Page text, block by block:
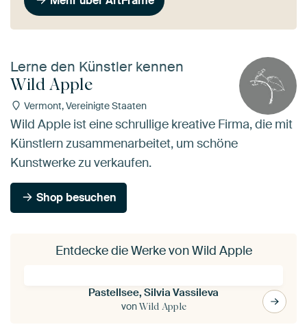
Lerne den Künstler kennen
Wild Apple
Vermont, Vereinigte Staaten
Wild Apple ist eine schrullige kreative Firma, die mit
Künstlern zusammenarbeitet, um schöne
Kunstwerke zu verkaufen.
Shop besuchen
Entdecke die Werke von Wild Apple
Pastellsee, Silvia Vassileva
vonWild Apple